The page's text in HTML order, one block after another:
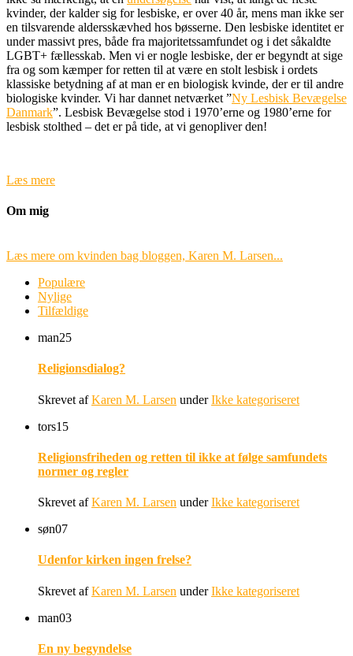
kvinder, der kalder sig for lesbiske, er over 40 år, mens man ikke ser
en tilsvarende aldersskævhed hos bøsserne. Den lesbiske identitet er
under massivt pres, både fra majoritetssamfundet og i det såkaldte
LGBT+ fællesskab. Men vi er nogle lesbiske, der er begyndt at sige
fra og som kæmper for retten til at være en stolt lesbisk i ordets
klassiske betydning af at man er en biologisk kvinde, der er til andre
biologiske kvinder. Vi har dannet netværket ”Ny Lesbisk Bevægelse
Danmark”. Lesbisk Bevægelse stod i 1970’erne og 1980’erne for
lesbisk stolthed – det er på tide, at vi genopliver den!
Læs mere
Om mig
Læs mere om kvinden bag bloggen, Karen M. Larsen...
Populære
Nylige
Tilfældige
man25
Religionsdialog?
Skrevet afKaren M. Larsen underIkke kategoriseret
tors15
Religionsfriheden og retten til ikke at følge samfundets
normer og regler
Skrevet afKaren M. Larsen underIkke kategoriseret
søn07
Udenfor kirken ingen frelse?
Skrevet afKaren M. Larsen underIkke kategoriseret
man03
En ny begyndelse